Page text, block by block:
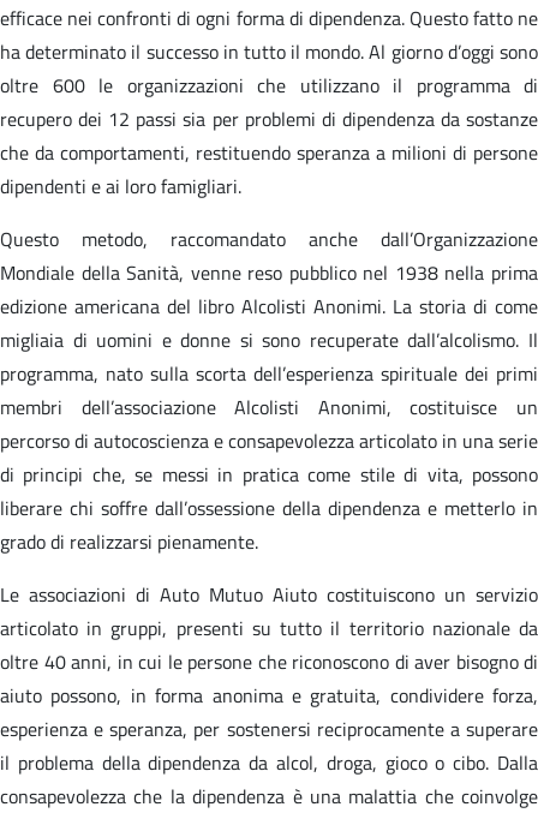
efficace nei confronti di ogni forma di dipendenza. Questo fatto ne
ha determinato il successo in tutto il mondo. Al giorno d’oggi sono
oltre 600 le organizzazioni che utilizzano il programma di
recupero dei 12 passi sia per problemi di dipendenza da sostanze
che da comportamenti, restituendo speranza a milioni di persone
dipendenti e ai loro famigliari.
Questo metodo, raccomandato anche dall’Organizzazione
Mondiale della Sanità, venne reso pubblico nel 1938 nella prima
edizione americana del libro Alcolisti Anonimi. La storia di come
migliaia di uomini e donne si sono recuperate dall’alcolismo. Il
programma, nato sulla scorta dell’esperienza spirituale dei primi
membri dell’associazione Alcolisti Anonimi, costituisce un
percorso di autocoscienza e consapevolezza articolato in una serie
di principi che, se messi in pratica come stile di vita, possono
liberare chi soffre dall’ossessione della dipendenza e metterlo in
grado di realizzarsi pienamente.
Le associazioni di Auto Mutuo Aiuto costituiscono un servizio
articolato in gruppi, presenti su tutto il territorio nazionale da
oltre 40 anni, in cui le persone che riconoscono di aver bisogno di
aiuto possono, in forma anonima e gratuita, condividere forza,
esperienza e speranza, per sostenersi reciprocamente a superare
il problema della dipendenza da alcol, droga, gioco o cibo. Dalla
consapevolezza che la dipendenza è una malattia che coinvolge